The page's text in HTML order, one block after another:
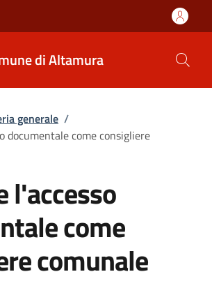
di Altamura
pane
generale /
documentale come consigliere
l'accesso
come
comunale